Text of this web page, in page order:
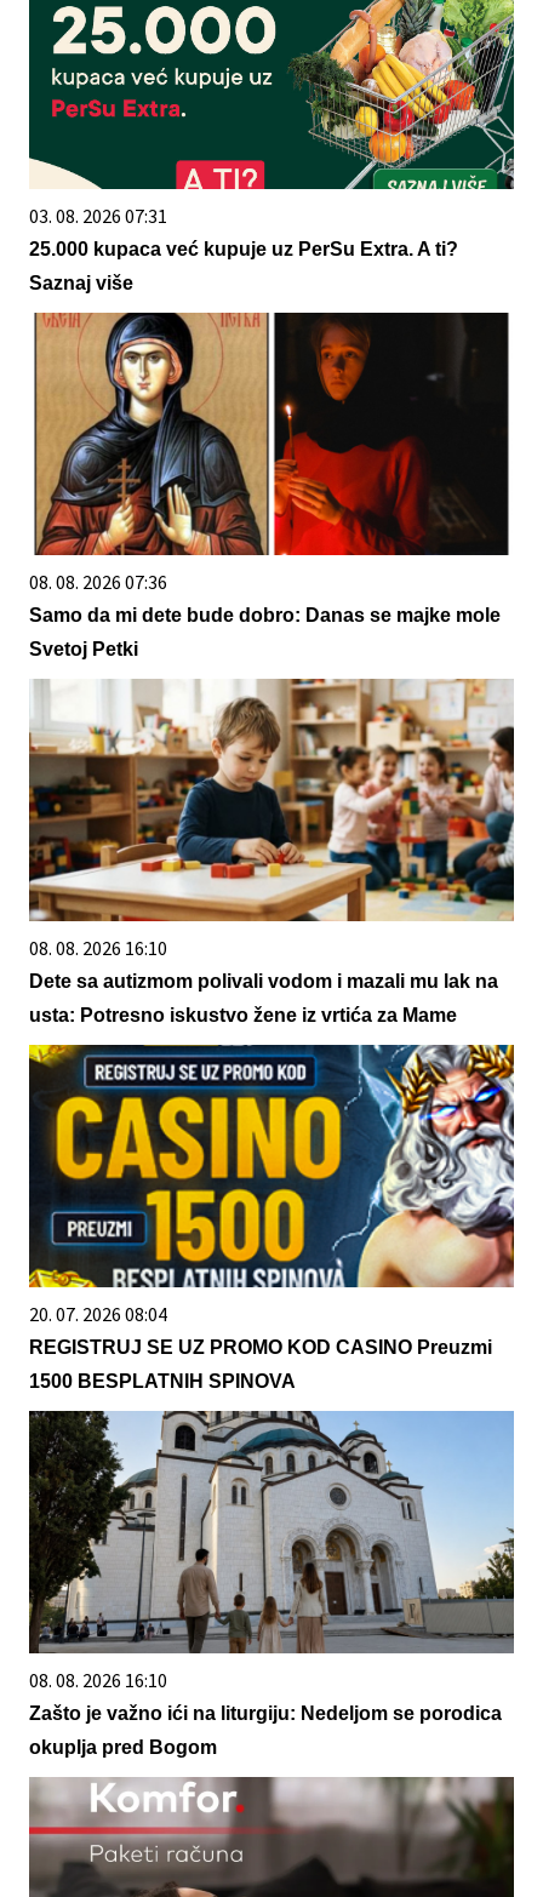
03. 08. 2026 07:31
25.000 kupaca već kupuje uz PerSu Extra. A ti?
Saznaj više
08. 08. 2026 07:36
Samo da mi dete bude dobro: Danas se majke mole
Svetoj Petki
08. 08. 2026 16:10
Dete sa autizmom polivali vodom i mazali mu lak na
usta: Potresno iskustvo žene iz vrtića za Mame
20. 07. 2026 08:04
REGISTRUJ SE UZ PROMO KOD CASINO Preuzmi
1500 BESPLATNIH SPINOVA
08. 08. 2026 16:10
Zašto je važno ići na liturgiju: Nedeljom se porodica
okuplja pred Bogom